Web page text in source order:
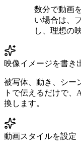
数分で動画
い場合は、
し、理想の
映像イメージを書き
被写体、動き、シー
トで伝えるだけで
換します。
動画スタイルを設定